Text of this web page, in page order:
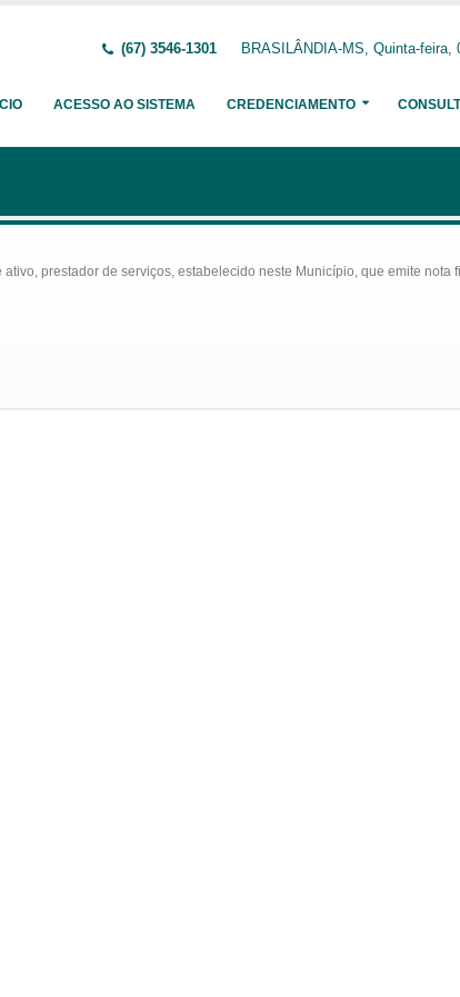
(67) 3546-1301 BRASILÂNDIA-MS, Quinta-feira,
ACESSO AO SISTEMA CREDENCIAMENTO
prestador de serviços, estabelecido neste Município, que emite nota